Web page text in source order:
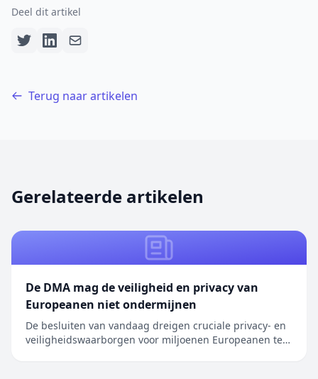
Deel dit artikel
Terug naar artikelen
Gerelateerde artikelen
De DMA mag de veiligheid en privacy van
Europeanen niet ondermijnen
De besluiten van vandaag dreigen cruciale privacy- en
veiligheidswaarborgen voor miljoenen Europeanen te